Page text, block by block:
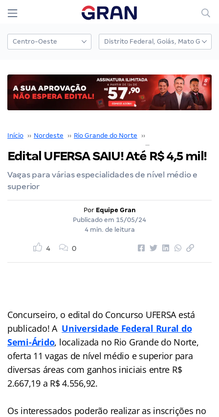
Início ›› Nordeste ›› Rio Grande do Norte ››
Edital UFERSA SAIU! Até R$ 4,5 mil!
Vagas para várias especialidades de nível médio e
superior
Por Equipe Gran
Publicado em 15/05/24
4 min. de leitura
4 0
Concurseiro, o edital do Concurso UFERSA está
publicado! A Universidade Federal Rural do
Semi-Árido, localizada no Rio Grande do Norte,
oferta 11 vagas de nível médio e superior para
diversas áreas com ganhos iniciais entre R$
2.667,19 a R$ 4.556,92.
Os interessados poderão realizar as inscrições no